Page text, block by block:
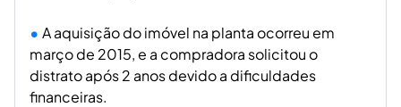
A aquisição do imóvel na planta ocorreu em
março de 2015, e a compradora solicitou o
distrato após 2 anos devido a dificuldades
financeiras.